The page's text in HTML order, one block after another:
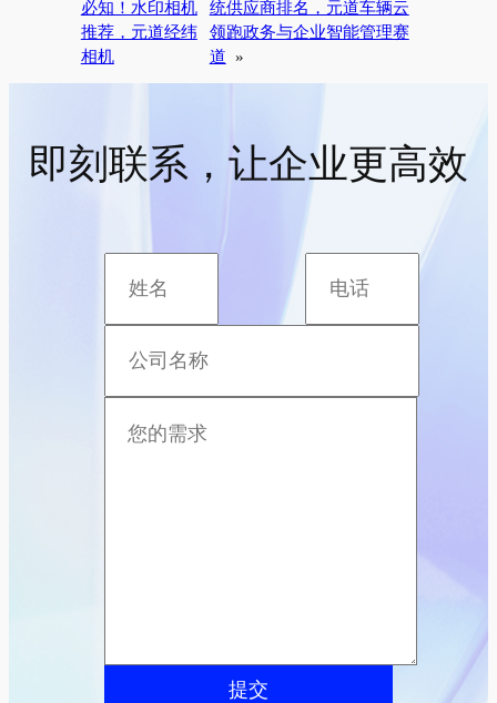
必知！水印相机
推荐，元道经纬
相机
统供应商排名，元道车辆云
领跑政务与企业智能管理赛
道 »
即刻联系，让企业更高效
提交